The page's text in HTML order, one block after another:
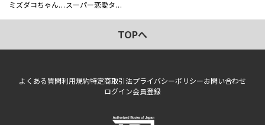
ミズダコちゃんからは逃げられない！ スーパー恋愛タイム！～現場でドＳな彼女は自宅でデレる～
TOPへ
よくある質問利用規約特定商取引法プライバシーポリシーお問い合わせ
ログイン会員登録